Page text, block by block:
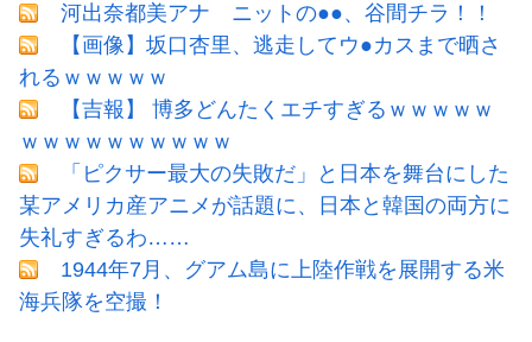
河出奈都美アナ ニットの●●、谷間チラ！！
【画像】坂口杏里、逃走してウ●カスまで晒さ
れるｗｗｗｗｗ
【吉報】 博多どんたくエチすぎるｗｗｗｗｗ
ｗｗｗｗｗｗｗｗｗｗ
「ピクサー最大の失敗だ」と日本を舞台にした
某アメリカ産アニメが話題に、日本と韓国の両方に
失礼すぎるわ……
1944年7月、グアム島に上陸作戦を展開する米
海兵隊を空撮！